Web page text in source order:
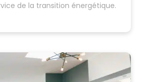
de la transition énergétique.